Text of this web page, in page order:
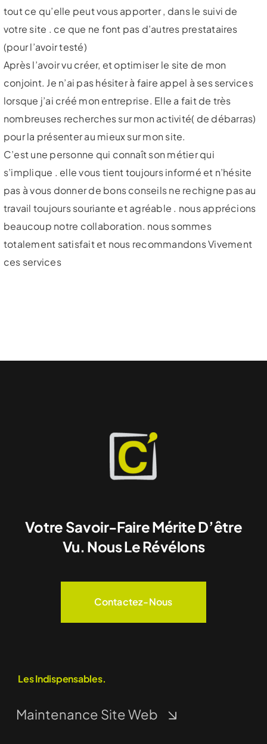
tout ce qu’elle peut vous apporter , dans le suivi de
votre site . ce que ne font pas d’autres prestataires
(pour l’avoir testé)
Après l’avoir vu créer, et optimiser le site de mon
conjoint. Je n’ai pas hésiter à faire appel à ses services
lorsque j’ai créé mon entreprise. Elle a fait de très
nombreuses recherches sur mon activité( de débarras)
pour la présenter au mieux sur mon site.
C’est une personne qui connaît son métier qui
s’implique . elle vous tient toujours informé et n’hésite
pas à vous donner de bons conseils ne rechigne pas au
travail toujours souriante et agréable . nous apprécions
beaucoup notre collaboration. nous sommes
totalement satisfait et nous recommandons Vivement
ces services
Votre Savoir-Faire Mérite D’être
Vu. Nous Le Révélons
Contactez-Nous
Les Indispensables.
Maintenance Site Web